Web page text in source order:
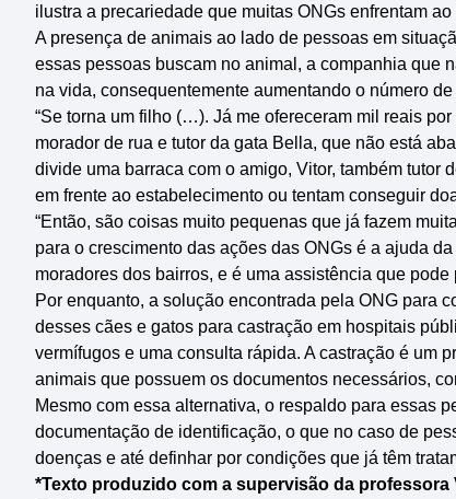
ilustra a precariedade que muitas ONGs enfrentam
A presença de animais ao lado de pessoas em
essas pessoas buscam no animal, a companhia que
na vida, consequentemente aumentando o número
“Se torna um filho (…). Já me ofereceram mil reais
morador de rua e tutor da gata Bella, que não está
divide uma barraca com o amigo, Vitor, também tutor
em frente ao estabelecimento ou tentam conseguir
“Então, são coisas muito pequenas que já fazem
para o crescimento das ações das ONGs é a ajuda
moradores dos bairros, e é uma assistência que
Por enquanto, a solução encontrada pela ONG para
desses cães e gatos para castração em hospitais
vermífugos e uma consulta rápida. A castração é um
animais que possuem os documentos necessários,
Mesmo com essa alternativa, o respaldo para essas
documentação de identificação, o que no caso de
doenças e até definhar por condições que já têm
*Texto produzido com a supervisão da professora